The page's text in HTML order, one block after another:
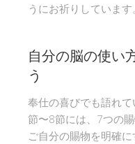
うにお祈りしています。
自分の脳の使い
う
奉仕の喜びでも語れ
節〜8節には、7つの賜
ご自分の賜物を明確